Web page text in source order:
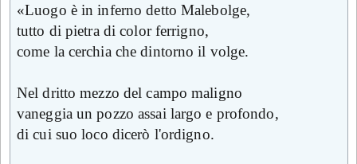
«Luogo è in inferno detto Malebolge,
tutto di pietra di color ferrigno,
come la cerchia che dintorno il volge.
Nel dritto mezzo del campo maligno
vaneggia un pozzo assai largo e profondo,
di cui suo loco dicerò l'ordigno.